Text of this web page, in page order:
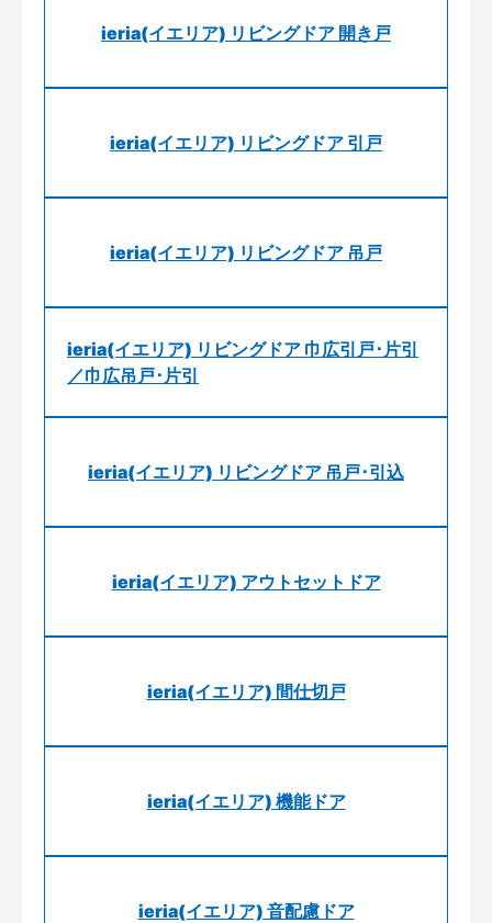
ieria(イエリア) リビングドア 開き戸
ieria(イエリア) リビングドア 引戸
ieria(イエリア) リビングドア 吊戸
ieria(イエリア) リビングドア 巾広引戸･片引
／巾広吊戸･片引
ieria(イエリア) リビングドア 吊戸･引込
ieria(イエリア) アウトセットドア
ieria(イエリア) 間仕切戸
ieria(イエリア) 機能ドア
ieria(イエリア) 音配慮ドア